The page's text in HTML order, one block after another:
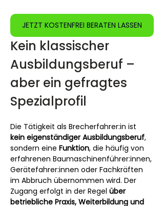
JETZT KOSTENFREI BERATEN LASSEN
Kein klassischer
Ausbildungsberuf –
aber ein gefragtes
Spezialprofil
Die Tätigkeit als Brecherfahrer:in ist
kein eigenständiger Ausbildungsberuf,
sondern eine Funktion, die häufig von
erfahrenen Baumaschinenführer:innen,
Gerätefahrer:innen oder Fachkräften
im Abbruch übernommen wird. Der
Zugang erfolgt in der Regel über
betriebliche Praxis, Weiterbildung und